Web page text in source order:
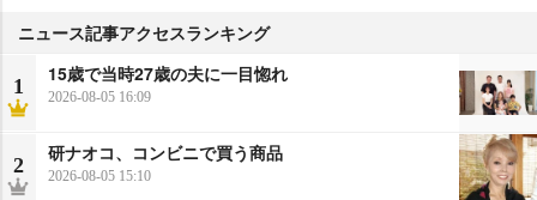
ニュース記事アクセスランキング
1
15歳で当時27歳の夫に一目惚れ
2026-08-05 16:09
2
研ナオコ、コンビニで買う商品
2026-08-05 15:10